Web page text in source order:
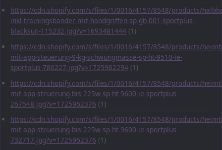
https://cdn.shopify.com/s/files/1/0016/4157/8548/products/
inkl-trainingsbander-mit-handgriffen-sp-gb-001-sportplus-
blacksun-115232.jpg?v=1693481444 (1)
https://cdn.shopify.com/s/files/1/0016/4157/8548/products/
mit-app-steuerung-9-kg-schwungmasse-sp-ht-9510-ie-
sportplus-780227.jpg?v=1725962294 (1)
https://cdn.shopify.com/s/files/1/0016/4157/8548/products/
mit-app-steuerung-bis-225w-sp-ht-9600-ie-sportplus-
267548.jpg?v=1725962376 (1)
https://cdn.shopify.com/s/files/1/0016/4157/8548/products/
mit-app-steuerung-bis-225w-sp-ht-9600-ie-sportplus-
732717.jpg?v=1725962376 (1)